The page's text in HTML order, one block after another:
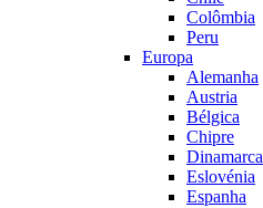
Colômbia
Peru
Europa
Alemanha
Austria
Bélgica
Chipre
Dinamarca
Eslovénia
Espanha